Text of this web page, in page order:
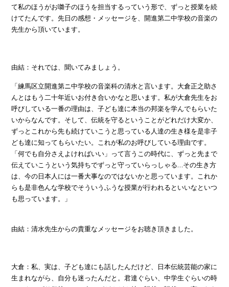
て私のほうがお囃子のほうを担当するっていう形で、ずっと授業を続
けてたんです。先日の感想・メッセージを、開進第二中学校の音楽の
先生から頂いています。
由結：それでは、聞いてみましょう。
「練馬区立開進第ニ中学校の音楽科の清水と言います。大倉正之助さ
んとはもう二十年近いお付き合いかなと思います。私が大倉先生をお
呼びしている一番の理由は、子ども達に本当の邦楽を学んでもらいた
いからなんです。そして、伝統を守るということがどれだけ大変か、
ずっとこれから先も続けていこうと思っている人達の生き様を是非子
ども達に知ってもらいたい。これが私のお呼びしている理由です。
「何でも自分さえよければいい」って言うこの時代に、ずっと先まで
伝えていこうという気持ちでずっと守っていらっしゃる…その生き方
は、今の日本人には一番大事なのではないかと思っています。これか
らも是非色んな学校でそういうふうな授業が行われるといいなといつ
も思っています。」
由結：清水先生からの貴重なメッセージをお聴き頂きました。
大倉：私、実は、子ども達にも話したんだけど、日本伝統芸能の家に
生まれながら、自分も迷ったんだと。君達ぐらい、中学生ぐらいの時